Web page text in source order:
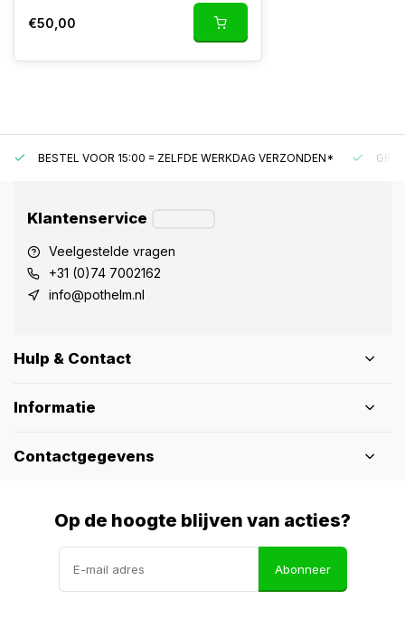
€50,00
BESTEL VOOR 15:00 = ZELFDE WERKDAG VERZONDEN*
Klantenservice
Veelgestelde vragen
+31 (0)74 7002162
info@pothelm.nl
Hulp & Contact
Informatie
Contactgegevens
Op de hoogte blijven van acties?
Abonneer